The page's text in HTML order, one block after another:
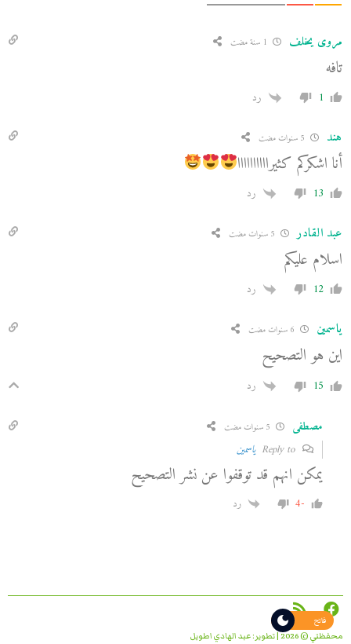
مروى يخلف
تافه
1 رد
هند
أنا اشكركم كثيراااااااااا
13 رد
عبد القادر
اسلام عليكم
12 رد
ياسمين
اين هو التصحيح
15 رد
مصطفى
Reply to ياسمين
يمكن انهم قد توقفوا عن نشر التصحيح
-4 رد
محفظتي © 2026 | تطوير: عبد الهادي اطويل
فاتح